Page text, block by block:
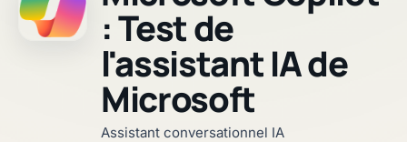
: Test de
l'assistant IA de
Microsoft
Fiche vérifiée
Assistant conversationnel IA